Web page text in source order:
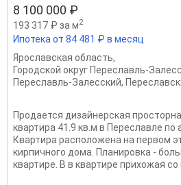
8 100 000 ₽
193 317 ₽ за м2
Ипотека от 84 481 ₽ в месяц
Ярославская область,
Городской округ Переславль-
Переславль-Залесский,
Продается дизайнерская
квартира 41.9 кв.м в Переславле по
Квартира расположена на первом
кирпичного дома. Планировка -
квартире. В в квартире прихожая со